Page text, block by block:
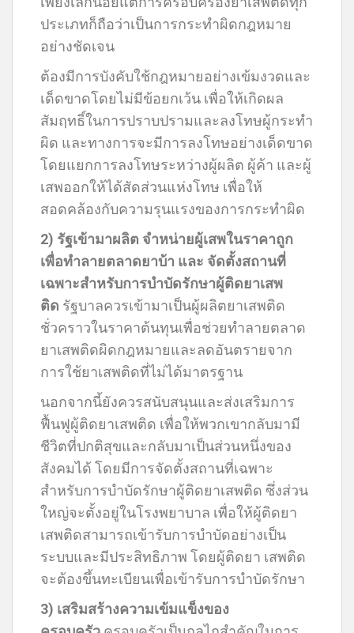
ประเภทก็ถือว่าเป็นการกระทำผิดกฎหมาย
อย่างชัดเจน
ต้องมีการบังคับใช้กฎหมายอย่างเข้มงวดและ
เด็ดขาดโดยไม่มีข้อยกเว้น เพื่อให้เกิดผล
สัมฤทธิ์ในการปราบปรามและลงโทษผู้กระทำ
ผิด และทางการจะมีการลงโทษอย่างเด็ดขาด
โดยแยกการลงโทษระหว่างผู้ผลิต ผู้ค้า และผู้
เสพออกให้ได้สัดส่วนแห่งโทษ เพื่อให้
สอดคล้องกับความรุนแรงของการกระทำผิด
2) รัฐเข้ามาผลิต จำหน่ายผู้เสพในราคาถูก
เพื่อทำลายตลาดยาบ้า และ จัดตั้งสถานที่
เฉพาะสำหรับการบำบัดรักษาผู้ติดยาเสพ
ติด รัฐบาลควรเข้ามาเป็นผู้ผลิตยาเสพติด
ชั่วคราวในราคาต้นทุนเพื่อช่วยทำลายตลาด
ยาเสพติดผิดกฎหมายและลดอันตรายจาก
การใช้ยาเสพติดที่ไม่ได้มาตรฐาน
นอกจากนี้ยังควรสนับสนุนและส่งเสริมการ
ฟื้นฟูผู้ติดยาเสพติด เพื่อให้พวกเขากลับมามี
ชีวิตที่ปกติสุขและกลับมาเป็นส่วนหนึ่งของ
สังคมได้ โดยมีการจัดตั้งสถานที่เฉพาะ
สำหรับการบำบัดรักษาผู้ติดยาเสพติด ซึ่งส่วน
ใหญ่จะตั้งอยู่ในโรงพยาบาล เพื่อให้ผู้ติดยา
เสพติดสามารถเข้ารับการบำบัดอย่างเป็น
ระบบและมีประสิทธิภาพ โดยผู้ติดยา เสพติด
จะต้องขึ้นทะเบียนเพื่อเข้ารับการบำบัดรักษา
3) เสริมสร้างความเข้มแข็งของ